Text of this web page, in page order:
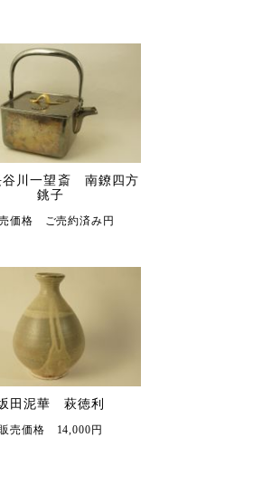
谷川一望斎 南鐐四方
銚子
価格 ご売約済み円
田泥華 萩徳利
売価格 14,000円